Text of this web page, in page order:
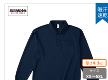
吸汗
速乾
厚さ4.3oz
サイズ
XS〜5XL